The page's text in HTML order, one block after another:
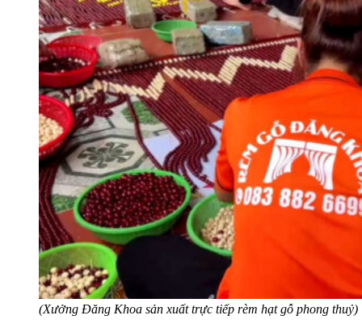
(Xưởng Đăng Khoa sản xuất trực tiếp rèm hạt gỗ phong thuỷ)